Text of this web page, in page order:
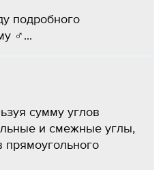
подробного
‍♂️​...
сумму углов
и смежные углы,
прямоугольного